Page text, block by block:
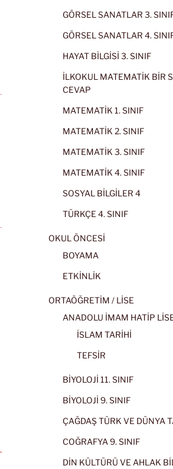
GÖRSEL SANATLAR 3.
GÖRSEL SANATLAR 4.
HAYAT BİLGİSİ 3. SINIF
İLKOKUL MATEMATİK BİR
CEVAP
MATEMATİK 1. SINIF
MATEMATİK 2. SINIF
MATEMATİK 3. SINIF
MATEMATİK 4. SINIF
SOSYAL BİLGİLER 4
TÜRKÇE 4. SINIF
OKUL ÖNCESİ
BOYAMA
ETKİNLİK
ORTAÖĞRETİM / LİSE
ANADOLU İMAM HATİP
İSLAM TARİHİ
TEFSİR
BİYOLOJİ 11. SINIF
BİYOLOJİ 9. SINIF
ÇAĞDAŞ TÜRK VE DÜNYA
COĞRAFYA 9. SINIF
DİN KÜLTÜRÜ VE AHLAK